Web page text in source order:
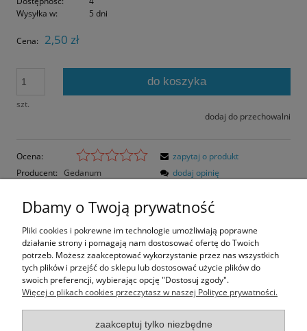
Wysyłka w:
5 dni
Cena: 2,50 zł
szt.
do koszyka
dodaj do przechowalni
Ocena:
Producent: Gedanum
zapytaj o produkt
dodaj opinię
Opis
Opinie o produkcie (0)
Rozmiar pocztówki: 14,8x10,5 cm
Dbamy o Twoją prywatność
Pliki cookies i pokrewne im technologie umożliwiają poprawne
działanie strony i pomagają nam dostosować ofertę do Twoich
potrzeb. Możesz zaakceptować wykorzystanie przez nas wszystkich
tych plików i przejść do sklepu lub dostosować użycie plików do
swoich preferencji, wybierając opcję "Dostosuj zgody".
Więcej o plikach cookies przeczytasz w naszej Polityce prywatności.
zaakceptuj tylko niezbędne